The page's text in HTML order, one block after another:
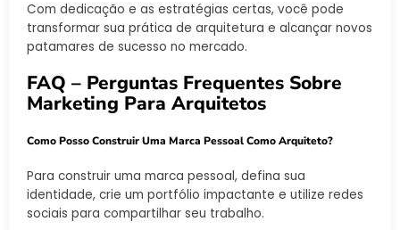
Com dedicação e as estratégias certas, você pode
transformar sua prática de arquitetura e alcançar novos
patamares de sucesso no mercado.
FAQ – Perguntas Frequentes Sobre
Marketing Para Arquitetos
Como Posso Construir Uma Marca Pessoal Como Arquiteto?
Para construir uma marca pessoal, defina sua
identidade, crie um portfólio impactante e utilize redes
sociais para compartilhar seu trabalho.